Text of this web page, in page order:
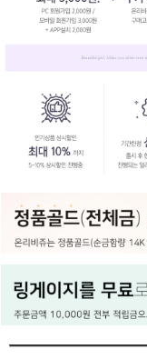
페이코 ID로